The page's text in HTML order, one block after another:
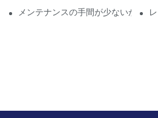
メンテナンスの手間が少ないか、